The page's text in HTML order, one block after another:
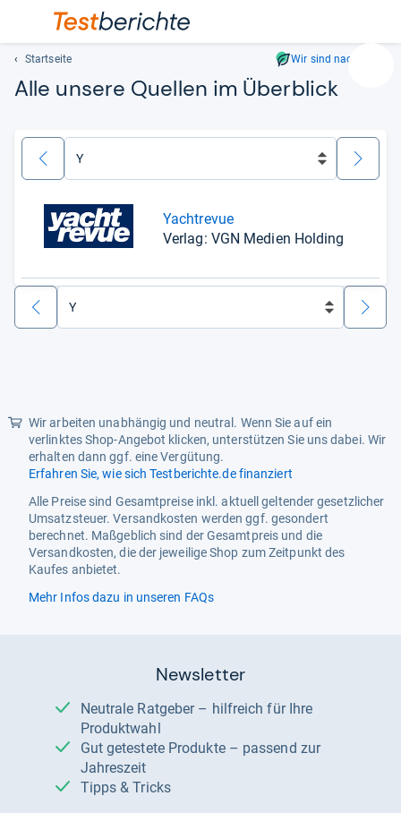
drei
Zeichen
und
lassen
sich
mit
Startseite Wir sind nachhaltig
Alle unsere Quellen im Überblick
zurück weiter
Yachtrevue
Verlag: VGN Medien Holding
zurück weiter
Wir arbeiten unabhängig und neutral. Wenn Sie auf ein
verlinktes Shop-Angebot klicken, unterstützen Sie uns dabei. Wir
erhalten dann ggf. eine Vergütung.
Erfahren Sie, wie sich Testberichte.de finanziert
Alle Preise sind Gesamtpreise inkl. aktuell geltender gesetzlicher
Umsatzsteuer. Versandkosten werden ggf. gesondert
berechnet. Maßgeblich sind der Gesamtpreis und die
Versandkosten, die der jeweilige Shop zum Zeitpunkt des
Kaufes anbietet.
Mehr Infos dazu in unseren FAQs
Newsletter
Neutrale Ratgeber – hilfreich für Ihre
Produktwahl
Gut getestete Produkte – passend zur
Jahreszeit
Tipps & Tricks